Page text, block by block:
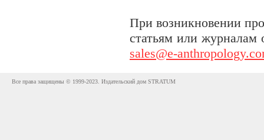
При возникновении
статьям или журналам
sales@e-
Все права защищены © 1999-2023. Издательский дом STRATUM